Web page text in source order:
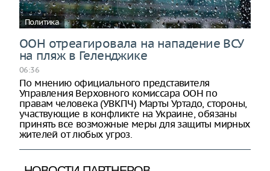
Политика
ООН отреагировала на нападение ВСУ
на пляж в Геленджике
06:36
По мнению официального представителя
Управления Верховного комиссара ООН по
правам человека (УВКПЧ) Марты Уртадо, стороны,
участвующие в конфликте на Украине, обязаны
принять все возможные меры для защиты мирных
жителей от любых угроз.